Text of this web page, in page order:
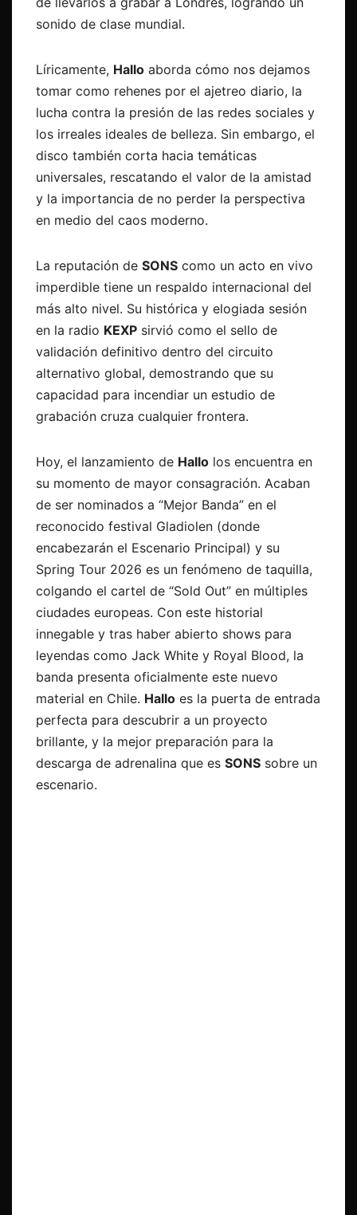
sonido de clase mundial.
Líricamente, Hallo aborda cómo nos dejamos
tomar como rehenes por el ajetreo diario, la
lucha contra la presión de las redes sociales y
los irreales ideales de belleza. Sin embargo, el
disco también corta hacia temáticas
universales, rescatando el valor de la amistad
y la importancia de no perder la perspectiva
en medio del caos moderno.
La reputación de SONS como un acto en vivo
imperdible tiene un respaldo internacional del
más alto nivel. Su histórica y elogiada sesión
en la radio KEXP sirvió como el sello de
validación definitivo dentro del circuito
alternativo global, demostrando que su
capacidad para incendiar un estudio de
grabación cruza cualquier frontera.
Hoy, el lanzamiento de Hallo los encuentra en
su momento de mayor consagración. Acaban
de ser nominados a “Mejor Banda” en el
reconocido festival Gladiolen (donde
encabezarán el Escenario Principal) y su
Spring Tour 2026 es un fenómeno de taquilla,
colgando el cartel de “Sold Out” en múltiples
ciudades europeas. Con este historial
innegable y tras haber abierto shows para
leyendas como Jack White y Royal Blood, la
banda presenta oficialmente este nuevo
material en Chile. Hallo es la puerta de entrada
perfecta para descubrir a un proyecto
brillante, y la mejor preparación para la
descarga de adrenalina que es SONS sobre un
escenario.